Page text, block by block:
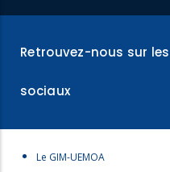
Retrouvez-nous sur
sociaux
MenuLe GIM-UEMOA